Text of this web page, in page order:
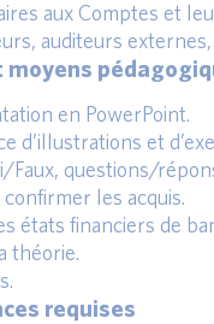
aux Comptes et
auditeurs
moyens
en PowerPoint.
d’illustrations et
Faux, questions/
les acquis.
états financiers de
théorie.
requises